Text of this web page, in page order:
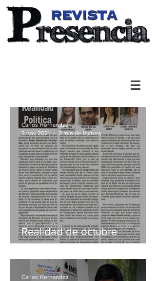
Realidad de octubre
Carlos Hernandez
3 nov 2021
0 min de lectura
Carlos Hernandez